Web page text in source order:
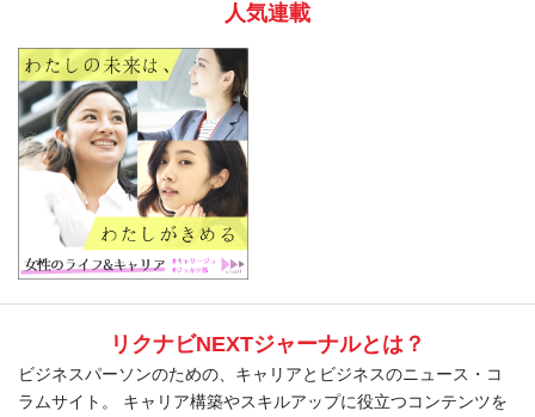
人気連載
リクナビNEXTジャーナルとは？
ビジネスパーソンのための、キャリアとビジネスのニュース・コ
ラムサイト。 キャリア構築やスキルアップに役立つコンテンツを